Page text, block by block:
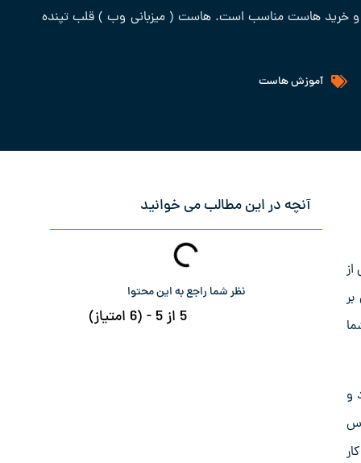
و خرید هاست مناسب است. هاست ( میزبانی وب ) قلب تپنده
آموزش هاست
بود و
آنچه در این مطالب می خوانید
نظر شما راجع به این محتوا
5 از 5 - (6 امتیاز)